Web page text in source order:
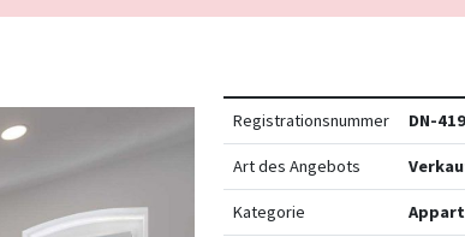
Registrationsnummer DN-
Art des Angebots
Kategorie